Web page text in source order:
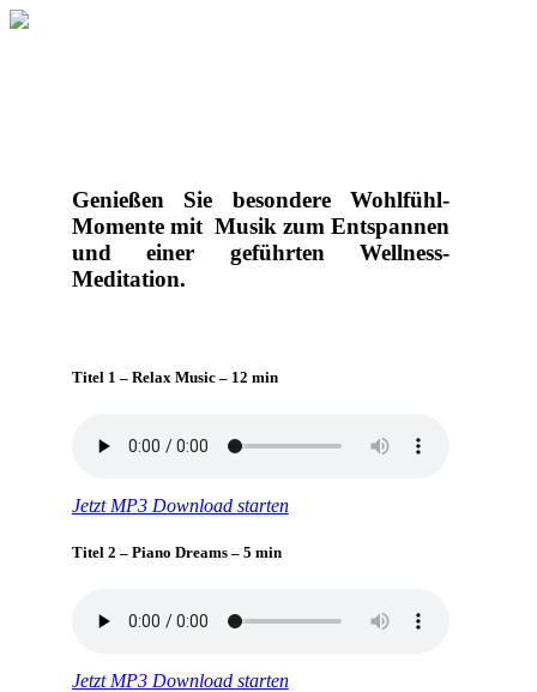
Wellness Adventskalender
Genießen Sie besondere Wohlfühl-
Momente mit Musik zum Entspannen
und einer geführten Wellness-
Meditation.
Titel 1 – Relax Music – 12 min
Jetzt MP3 Download starten
Titel 2 – Piano Dreams – 5 min
Jetzt MP3 Download starten